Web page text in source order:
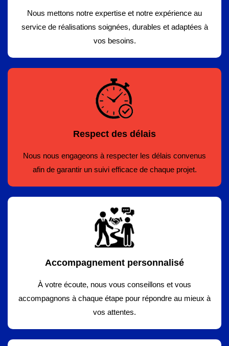
Nous mettons notre expertise et notre expérience au
service de réalisations soignées, durables et adaptées à
vos besoins.
Respect des délais
Nous nous engageons à respecter les délais convenus
afin de garantir un suivi efficace de chaque projet.
Accompagnement personnalisé
À votre écoute, nous vous conseillons et vous
accompagnons à chaque étape pour répondre au mieux à
vos attentes.